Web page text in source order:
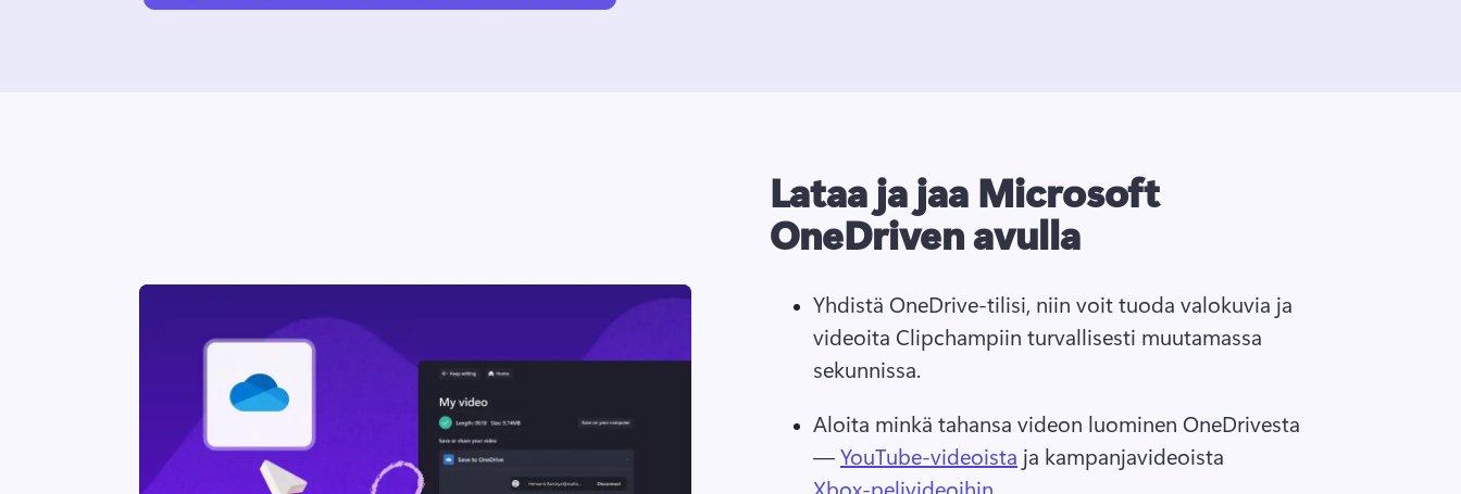
Lataa ja jaa Microsoft
OneDriven avulla
Yhdistä OneDrive-tilisi, niin voit tuoda valokuvia ja
videoita Clipchampiin turvallisesti muutamassa
sekunnissa.
Aloita minkä tahansa videon luominen OneDrivesta
— YouTube-videoista ja kampanjavideoista
Xbox-pelivideoihin